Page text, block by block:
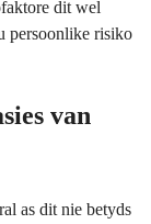
dit wel
persoonlike risiko
van
as dit nie betyds